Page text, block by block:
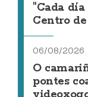
"Cada
Centro
06/08/2026
O
pontes